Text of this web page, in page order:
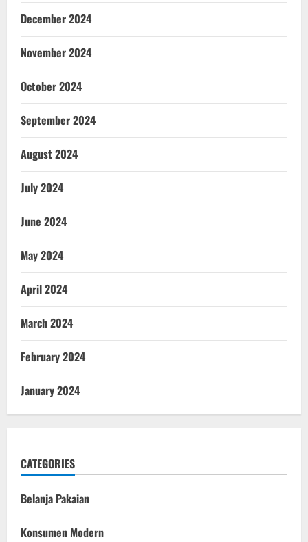
December 2024
November 2024
October 2024
September 2024
August 2024
July 2024
June 2024
May 2024
April 2024
March 2024
February 2024
January 2024
CATEGORIES
Belanja Pakaian
Konsumen Modern